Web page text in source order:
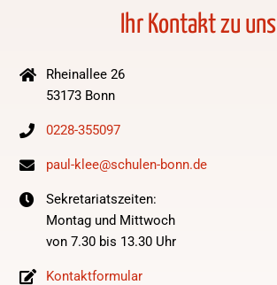
Ihr Kontakt zu uns
Rheinallee 26
53173 Bonn
0228-355097
paul-klee@schulen-bonn.de
Sekretariatszeiten:
Montag und Mittwoch
von 7.30 bis 13.30 Uhr
Kontaktformular